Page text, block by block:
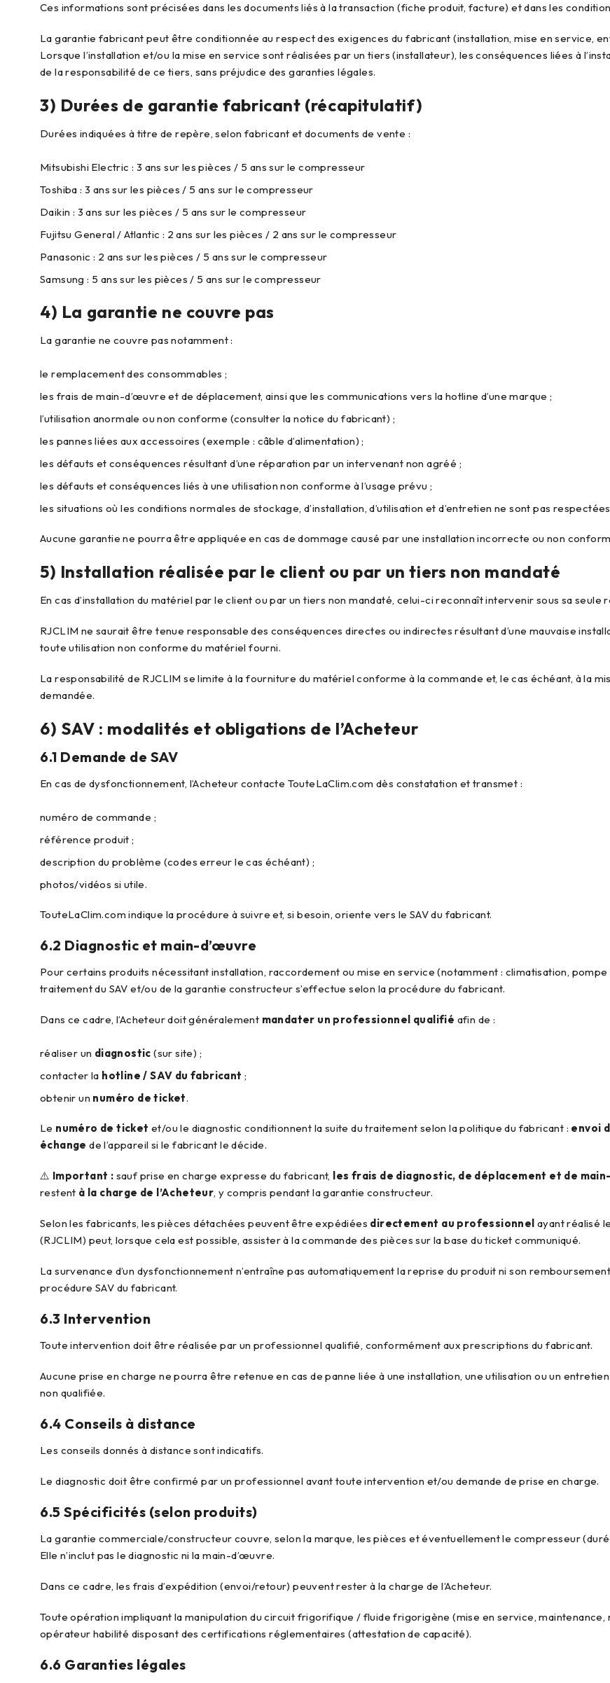
Ces informations sont précisées dans les documents liés à la transaction (fiche produit, facture) et dans les
La garantie fabricant peut être conditionnée au respect des exigences du fabricant (installation, mise en service,
Lorsque l’installation et/ou la mise en service sont réalisées par un tiers (installateur), les conséquences liées à
de la responsabilité de ce tiers, sans préjudice des garanties légales.
3) Durées de garantie fabricant (récapitulatif)
Durées indiquées à titre de repère, selon fabricant et documents de vente :
Mitsubishi Electric : 3 ans sur les pièces / 5 ans sur le compresseur
Toshiba : 3 ans sur les pièces / 5 ans sur le compresseur
Daikin : 3 ans sur les pièces / 5 ans sur le compresseur
Fujitsu General / Atlantic : 2 ans sur les pièces / 2 ans sur le compresseur
Panasonic : 2 ans sur les pièces / 5 ans sur le compresseur
Samsung : 5 ans sur les pièces / 5 ans sur le compresseur
4) La garantie ne couvre pas
La garantie ne couvre pas notamment :
le remplacement des consommables ;
les frais de main-d’œuvre et de déplacement, ainsi que les communications vers la hotline d’une marque ;
l’utilisation anormale ou non conforme (consulter la notice du fabricant) ;
les pannes liées aux accessoires (exemple : câble d’alimentation) ;
les défauts et conséquences résultant d’une réparation par un intervenant non agréé ;
les défauts et conséquences liés à une utilisation non conforme à l’usage prévu ;
les situations où les conditions normales de stockage, d’installation, d’utilisation et d’entretien ne sont pas
Aucune garantie ne pourra être appliquée en cas de dommage causé par une installation incorrecte ou non
5) Installation réalisée par le client ou par un tiers non mandaté
En cas d’installation du matériel par le client ou par un tiers non mandaté, celui-ci reconnaît intervenir sous sa seule
RJCLIM ne saurait être tenue responsable des conséquences directes ou indirectes résultant d’une mauvaise
toute utilisation non conforme du matériel fourni.
La responsabilité de RJCLIM se limite à la fourniture du matériel conforme à la commande et, le cas échéant, à la
demandée.
6) SAV : modalités et obligations de l’Acheteur
6.1 Demande de SAV
En cas de dysfonctionnement, l’Acheteur contacte TouteLaClim.com dès constatation et transmet :
numéro de commande ;
référence produit ;
description du problème (codes erreur le cas échéant) ;
photos/vidéos si utile.
TouteLaClim.com indique la procédure à suivre et, si besoin, oriente vers le SAV du fabricant.
6.2 Diagnostic et main-d’œuvre
Pour certains produits nécessitant installation, raccordement ou mise en service (notamment : climatisation,
traitement du SAV et/ou de la garantie constructeur s’effectue selon la procédure du fabricant.
Dans ce cadre, l’Acheteur doit généralement mandater un professionnel qualifié afin de :
réaliser un diagnostic (sur site) ;
contacter la hotline / SAV du fabricant ;
obtenir un numéro de ticket.
Le numéro de ticket et/ou le diagnostic conditionnent la suite du traitement selon la politique du fabricant : envoi
échange de l’appareil si le fabricant le décide.
⚠️ Important : sauf prise en charge expresse du fabricant, les frais de diagnostic, de déplacement et de
restent à la charge de l’Acheteur, y compris pendant la garantie constructeur.
Selon les fabricants, les pièces détachées peuvent être expédiées directement au professionnel ayant réalisé
(RJCLIM) peut, lorsque cela est possible, assister à la commande des pièces sur la base du ticket communiqué.
La survenance d’un dysfonctionnement n’entraîne pas automatiquement la reprise du produit ni son
procédure SAV du fabricant.
6.3 Intervention
Toute intervention doit être réalisée par un professionnel qualifié, conformément aux prescriptions du fabricant.
Aucune prise en charge ne pourra être retenue en cas de panne liée à une installation, une utilisation ou un
non qualifiée.
6.4 Conseils à distance
Les conseils donnés à distance sont indicatifs.
Le diagnostic doit être confirmé par un professionnel avant toute intervention et/ou demande de prise en charge.
6.5 Spécificités (selon produits)
La garantie commerciale/constructeur couvre, selon la marque, les pièces et éventuellement le compresseur
Elle n’inclut pas le diagnostic ni la main-d’œuvre.
Dans ce cadre, les frais d’expédition (envoi/retour) peuvent rester à la charge de l’Acheteur.
Toute opération impliquant la manipulation du circuit frigorifique / fluide frigorigène (mise en service,
opérateur habilité disposant des certifications réglementaires (attestation de capacité).
6.6 Garanties légales